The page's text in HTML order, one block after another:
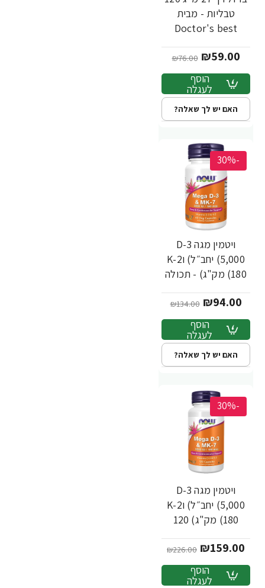
טבליות - מבית
Doctor's best
₪59.00
₪76.00
הוסף
לעגלה
האם יש לך שאלה?
-30%
ויטמין מגה D-3
(5,000 יחב״ל) וK-2
(180 מק"ג) - תכולה
NOW FOODS
₪94.00
₪134.00
הוסף
לעגלה
האם יש לך שאלה?
-30%
ויטמין מגה D-3
(5,000 יחב״ל) וK-2
(180 מק"ג) 120
FOODS
₪159.00
₪226.00
הוסף
לעגלה